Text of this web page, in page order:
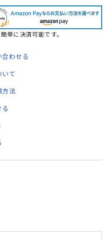
単に決済可能です。
わせる
て
方法